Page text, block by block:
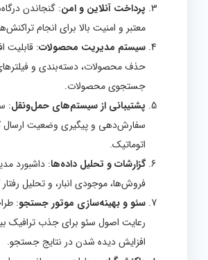
پرداخت آنلاین و امن: گنجاندن
معتبر و امنیت بالا برای انجام
سیستم مدیریت محصولات: قابلیت
حذف محصولات، دسته‌بندی و
جستجوی محصولات.
پشتیبانی از سیستم‌های حمل‌ونقل:
سفارش‌دهی و پیگیری وضعیت ارسال
اتوماتیک.
گزارشات و تحلیل داده‌ها: داشبورد
فروش‌ها، موجودی انبار، و تحلیل رفتار
سئو و بهینه‌سازی موتور جستجو:
رعایت اصول سئو برای جذب ترافیک
افزایش دیده شدن در نتایج جستجو.